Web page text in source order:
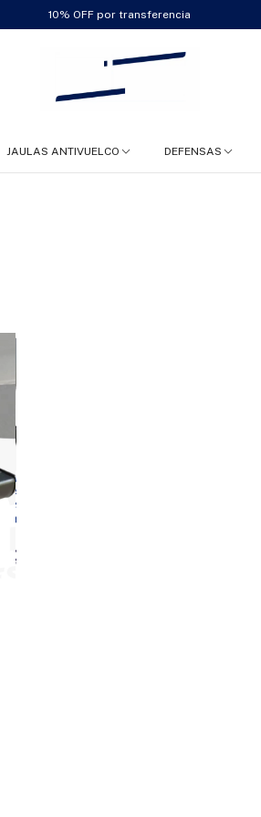
10% OFF por transferencia
JAULAS ANTIVUELCO DEFENSAS